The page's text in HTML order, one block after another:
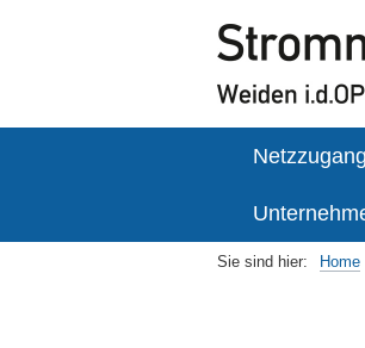
Netzzugang
Sie sind hier: Home